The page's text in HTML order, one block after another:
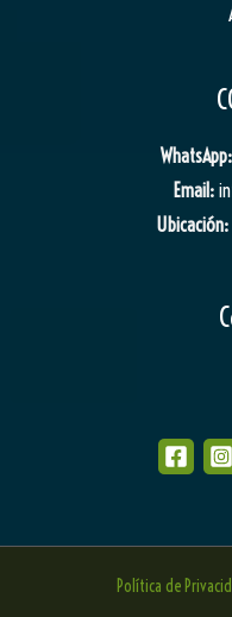
WhatsApp:
Email:
Ubicación:
Política de